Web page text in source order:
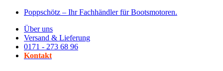
Zum
wechseln
Poppschötz – Ihr Fachhändler für Bootsmotoren.
Über uns
Versand & Lieferung
0171 - 273 68 96
Kontakt